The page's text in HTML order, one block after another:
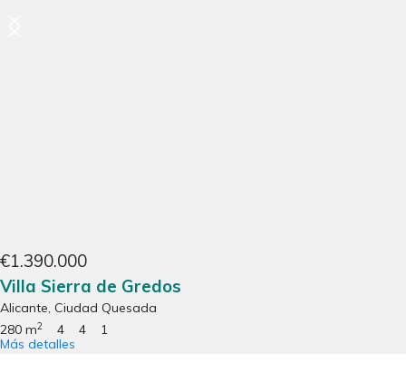
€1.390.000
Villa Sierra de Gredos
Alicante, Ciudad Quesada
280 m2 4 4
1
Más detalles